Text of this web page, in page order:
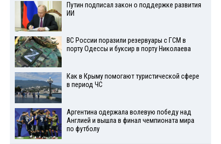
Путин подписал закон о поддержке развития
ИИ
ВС России поразили резервуары с ГСМ в
порту Одессы и буксир в порту Николаева
Как в Крыму помогают туристической сфере
в период ЧС
Аргентина одержала волевую победу над
Англией и вышла в финал чемпионата мира
по футболу